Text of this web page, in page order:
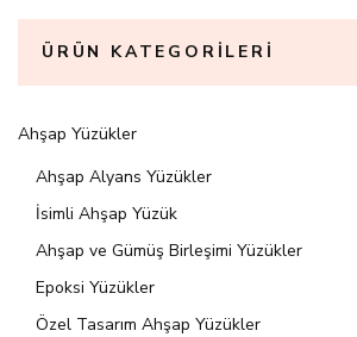
ÜRÜN KATEGORILERI
Ahşap Yüzükler
Ahşap Alyans Yüzükler
İsimli Ahşap Yüzük
Ahşap ve Gümüş Birleşimi Yüzükler
Epoksi Yüzükler
Özel Tasarım Ahşap Yüzükler